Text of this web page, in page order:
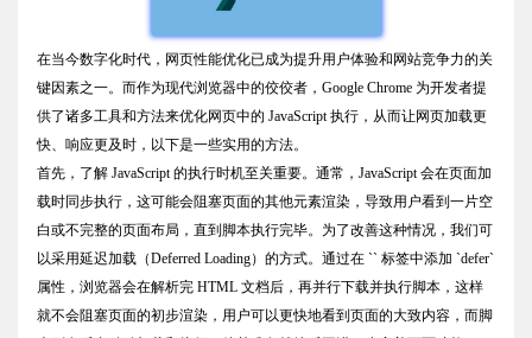
在当今数字化时代，网页性能优化已成为提升用户体验和网站竞争力的关
键因素之一。而作为现代浏览器中的佼佼者，Google Chrome 为开发者提
供了诸多工具和方法来优化网页中的 JavaScript 执行，从而让网页加载更
快、响应更及时，以下是一些实用的方法。
首先，了解 JavaScript 的执行时机至关重要。通常，JavaScript 会在页面加
载时同步执行，这可能会阻塞页面的其他元素渲染，导致用户看到一片空
白或不完整的页面布局，直到脚本执行完毕。为了改善这种情况，我们可
以采用延迟加载（Deferred Loading）的方式。通过在 `` 标签中添加 `defer`
属性，浏览器会在解析完 HTML 文档后，再并行下载并执行脚本，这样
就不会阻塞页面的初步渲染，用户可以更快地看到页面的大致内容，而脚